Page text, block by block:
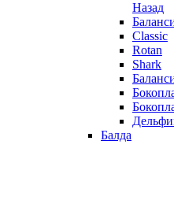
Назад
Classic
Rotan
Shark
Балда